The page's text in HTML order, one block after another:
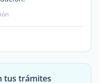
tus trámites